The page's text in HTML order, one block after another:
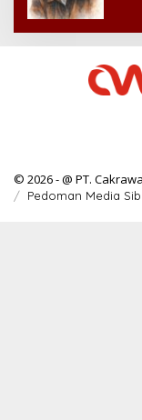
© 2026 - @ PT.
Pedoman Media